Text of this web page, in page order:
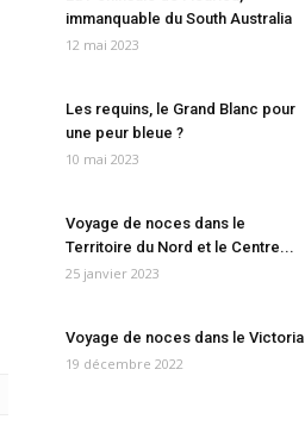
immanquable du South Australia
12 mai 2023
Les requins, le Grand Blanc pour
une peur bleue ?
10 mai 2023
Voyage de noces dans le
Territoire du Nord et le Centre...
25 janvier 2023
Voyage de noces dans le Victoria
19 décembre 2022